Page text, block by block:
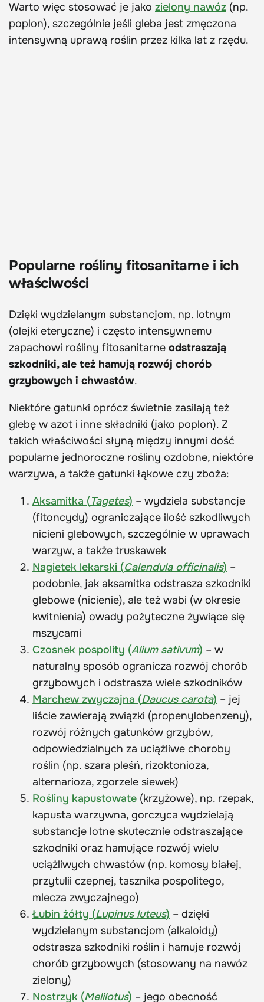
Warto więc stosować je jako zielony nawóz (np.
poplon), szczególnie jeśli gleba jest zmęczona
intensywną uprawą roślin przez kilka lat z rzędu.
Popularne rośliny fitosanitarne i ich
właściwości
Dzięki wydzielanym substancjom, np. lotnym
(olejki eteryczne) i często intensywnemu
zapachowi rośliny fitosanitarne odstraszają
szkodniki, ale też hamują rozwój chorób
grzybowych i chwastów.
Niektóre gatunki oprócz świetnie zasilają też
glebę w azot i inne składniki (jako poplon). Z
takich właściwości słyną między innymi dość
popularne jednoroczne rośliny ozdobne, niektóre
warzywa, a także gatunki łąkowe czy zboża:
Aksamitka (Tagetes) – wydziela substancje
(fitoncydy) ograniczające ilość szkodliwych
nicieni glebowych, szczególnie w uprawach
warzyw, a także truskawek
Nagietek lekarski (Calendula officinalis) –
podobnie, jak aksamitka odstrasza szkodniki
glebowe (nicienie), ale też wabi (w okresie
kwitnienia) owady pożyteczne żywiące się
mszycami
Czosnek pospolity (Alium sativum) – w
naturalny sposób ogranicza rozwój chorób
grzybowych i odstrasza wiele szkodników
Marchew zwyczajna (Daucus carota) – jej
liście zawierają związki (propenylobenzeny),
rozwój różnych gatunków grzybów,
odpowiedzialnych za uciążliwe choroby
roślin (np. szara pleśń, rizoktonioza,
alternarioza, zgorzele siewek)
Rośliny kapustowate (krzyżowe), np. rzepak,
kapusta warzywna, gorczyca wydzielają
substancje lotne skutecznie odstraszające
szkodniki oraz hamujące rozwój wielu
uciążliwych chwastów (np. komosy białej,
przytulii czepnej, tasznika pospolitego,
mlecza zwyczajnego)
Łubin żółty (Lupinus luteus) – dzięki
wydzielanym substancjom (alkaloidy)
odstrasza szkodniki roślin i hamuje rozwój
chorób grzybowych (stosowany na nawóz
zielony)
Nostrzyk (Melilotus) – jego obecność